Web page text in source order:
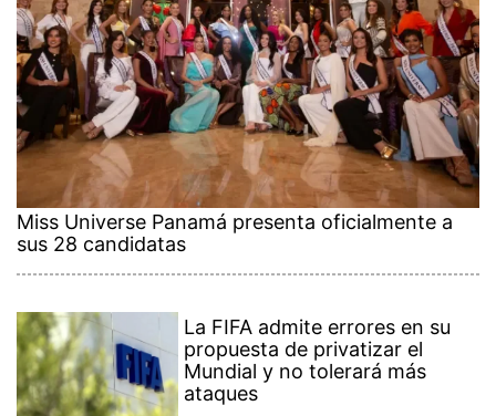
Miss Universe Panamá presenta oficialmente a
sus 28 candidatas
La FIFA admite errores en su
propuesta de privatizar el
Mundial y no tolerará más
ataques